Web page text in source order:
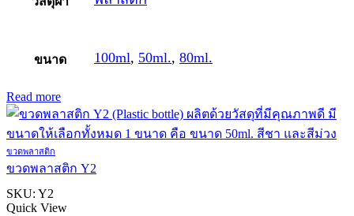
ขนาด 100ml, 50ml., 80ml.
Read more
ขวดพลาสติก
ขวดพลาสติก Y2
SKU: Y2
Quick View